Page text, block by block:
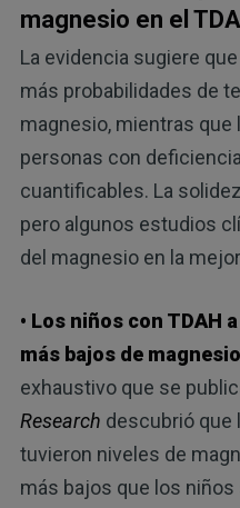
magnesio en el
La evidencia sugiere
más probabilidades de
magnesio, mientras
personas con
cuantificables. La
pero algunos estudios
del magnesio en la
• Los niños con TDAH
más bajos de
exhaustivo que se
Research descubrió que
tuvieron niveles de
más bajos que los niños